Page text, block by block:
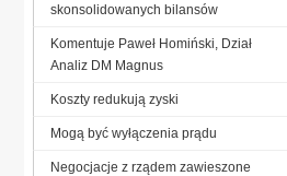
skonsolidowanych bilansów
Komentuje Paweł Homiński, Dział
Analiz DM Magnus
Koszty redukują zyski
Mogą być wyłączenia prądu
Negocjacje z rządem zawieszone